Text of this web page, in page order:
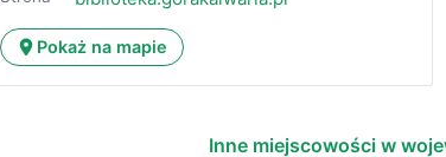
Pokaż na mapie
Inne miejscowości w